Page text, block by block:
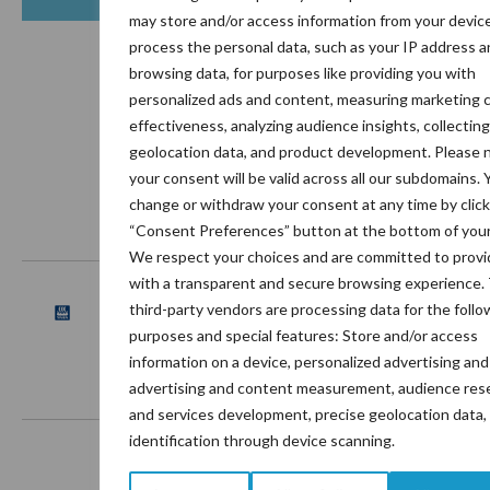
may store and/or access information from your
process the personal data, such as your IP address
browsing data, for purposes like providing you with
personalized ads and content, measuring marketing
effectiveness, analyzing audience insights,
geolocation data, and product development. Please
your consent will be valid across all our subdomains.
change or withdraw your consent at any time by
“Consent Preferences” button at the bottom of
We respect your choices and are committed to
with a transparent and secure browsing experience.
third-party vendors are processing data for the
purposes and special features: Store and/or access
information on a device, personalized advertising
advertising and content measurement, audience
and services development, precise geolocation data,
identification through device scanning.
Toon meer
Onze brandpartners